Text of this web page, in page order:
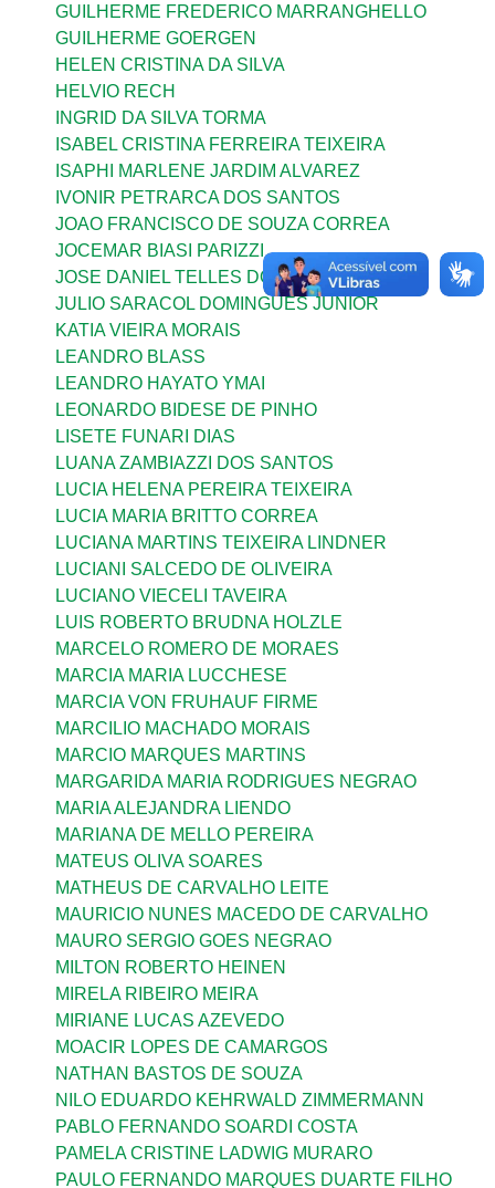
GUILHERME FREDERICO MARRANGHELLO
GUILHERME GOERGEN
HELEN CRISTINA DA SILVA
HELVIO RECH
INGRID DA SILVA TORMA
ISABEL CRISTINA FERREIRA TEIXEIRA
ISAPHI MARLENE JARDIM ALVAREZ
IVONIR PETRARCA DOS SANTOS
JOAO FRANCISCO DE SOUZA CORREA
JOCEMAR BIASI PARIZZI
JOSE DANIEL TELLES DOS SANTOS
JULIO SARACOL DOMINGUES JUNIOR
KATIA VIEIRA MORAIS
LEANDRO BLASS
LEANDRO HAYATO YMAI
LEONARDO BIDESE DE PINHO
LISETE FUNARI DIAS
LUANA ZAMBIAZZI DOS SANTOS
LUCIA HELENA PEREIRA TEIXEIRA
LUCIA MARIA BRITTO CORREA
LUCIANA MARTINS TEIXEIRA LINDNER
LUCIANI SALCEDO DE OLIVEIRA
LUCIANO VIECELI TAVEIRA
LUIS ROBERTO BRUDNA HOLZLE
MARCELO ROMERO DE MORAES
MARCIA MARIA LUCCHESE
MARCIA VON FRUHAUF FIRME
MARCILIO MACHADO MORAIS
MARCIO MARQUES MARTINS
MARGARIDA MARIA RODRIGUES NEGRAO
MARIA ALEJANDRA LIENDO
MARIANA DE MELLO PEREIRA
MATEUS OLIVA SOARES
MATHEUS DE CARVALHO LEITE
MAURICIO NUNES MACEDO DE CARVALHO
MAURO SERGIO GOES NEGRAO
MILTON ROBERTO HEINEN
MIRELA RIBEIRO MEIRA
MIRIANE LUCAS AZEVEDO
MOACIR LOPES DE CAMARGOS
NATHAN BASTOS DE SOUZA
NILO EDUARDO KEHRWALD ZIMMERMANN
PABLO FERNANDO SOARDI COSTA
PAMELA CRISTINE LADWIG MURARO
PAULO FERNANDO MARQUES DUARTE FILHO